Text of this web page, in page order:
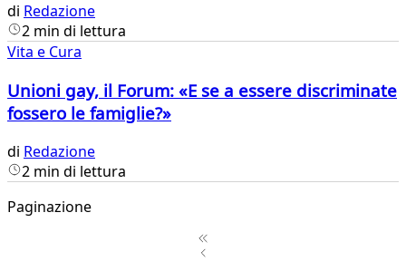
di Redazione
2 min di lettura
Vita e Cura
Unioni gay, il Forum: «E se a essere discriminate
fossero le famiglie?»
di Redazione
2 min di lettura
Paginazione